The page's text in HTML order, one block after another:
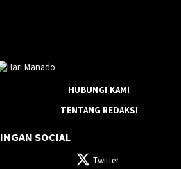
HUBUNGI KAMI
TENTANG REDAKSI
SOCIAL
Twitter